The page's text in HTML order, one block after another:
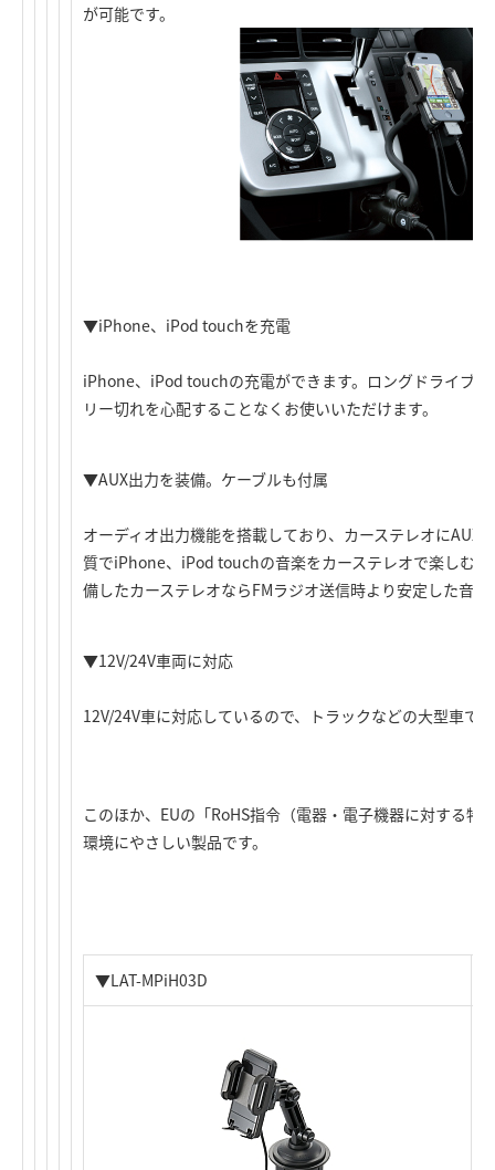
が可能です。
▼iPhone、iPod touchを充電
iPhone、iPod touchの充電ができます。ロングドライブ
リー切れを心配することなくお使いいただけます。
▼AUX出力を装備。ケーブルも付属
オーディオ出力機能を搭載しており、カーステレオにAUX
質でiPhone、iPod touchの音楽をカーステレオで楽しむ
備したカーステレオならFMラジオ送信時より安定した音
▼12V/24V車両に対応
12V/24V車に対応しているので、トラックなどの大型車で
このほか、EUの「RoHS指令（電器・電子機器に対する特
環境にやさしい製品です。
▼LAT-MPiH03D